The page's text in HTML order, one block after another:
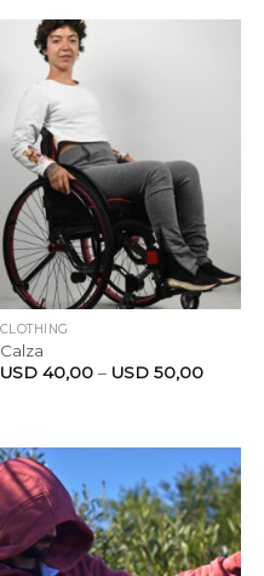
CLOTHING
Calza
USD 40,00– USD 50,00